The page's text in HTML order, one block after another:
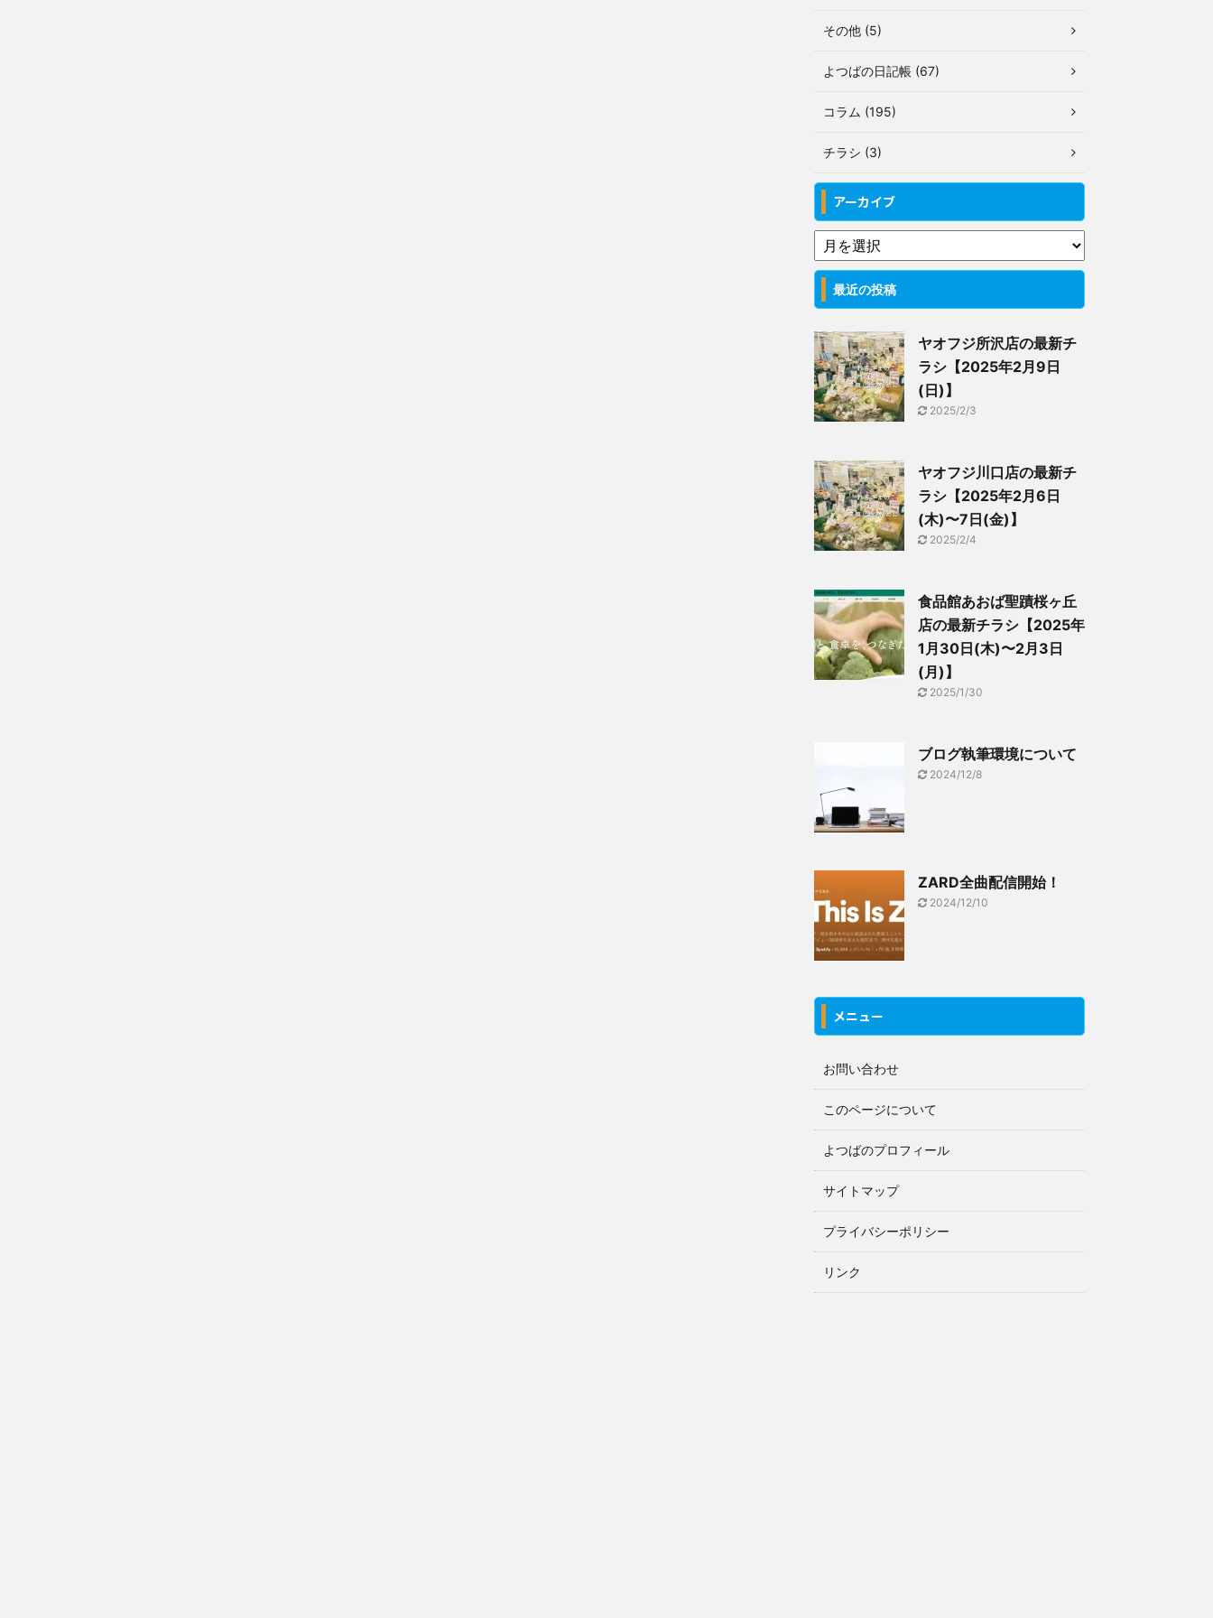
その他 (5)
よつばの日記帳 (67)
コラム (195)
チラシ (3)
アーカイブ
最近の投稿
ヤオフジ所沢店の最新チ
ラシ【2025年2月9日
(日)】
2025/2/3
ヤオフジ川口店の最新チ
ラシ【2025年2月6日
(木)〜7日(金)】
2025/2/4
食品館あおば聖蹟桜ヶ丘
店の最新チラシ【2025年
1月30日(木)〜2月3日
(月)】
2025/1/30
ブログ執筆環境について
2024/12/8
ZARD全曲配信開始！
2024/12/10
メニュー
お問い合わせ
このページについて
よつばのプロフィール
サイトマップ
プライバシーポリシー
リンク